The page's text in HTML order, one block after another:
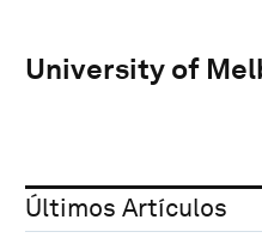
University of
Últimos Artículos